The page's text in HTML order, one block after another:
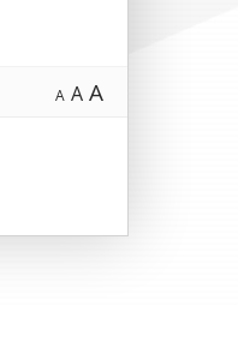
A A A